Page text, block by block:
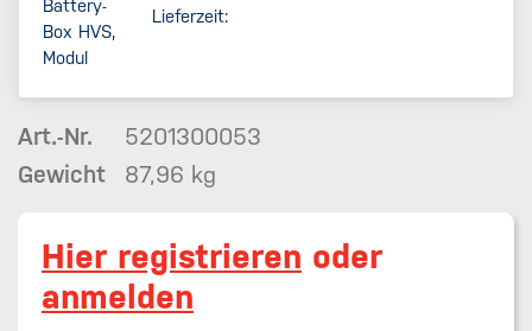
Lieferzeit:
Art.-Nr.
5201300053
Gewicht
87,96 kg
Hier registrieren oder
anmelden